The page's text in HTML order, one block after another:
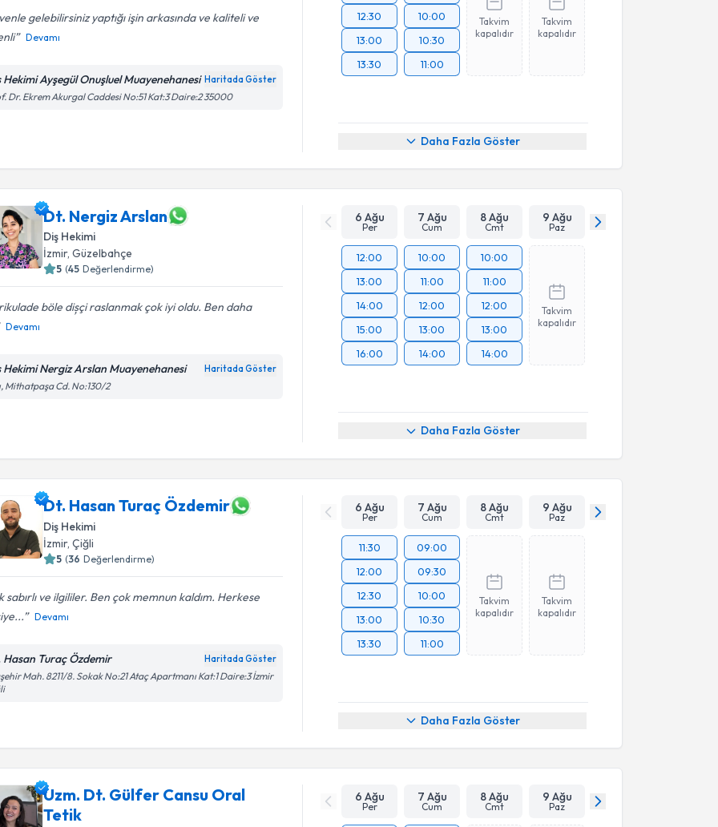
gelebilirsiniz yaptığı işin arkasında ve kaliteli ve
Devamı
Hekimi Ayşegül Onuşluel Muayenehanesi Haritada Göster
Dr. Ekrem Akurgal Caddesi No:51 Kat:3 Daire:2 35000
12:30
13:00
13:30
10:00
10:30
11:00
Takvim
kapalıdır
Takvim
kapalıdır
Daha Fazla Göster
Dt. Nergiz Arslan
Diş Hekimi
İzmir, Güzelbahçe
5 (45 Değerlendirme)
böle dișçi raslanmak çok iyi oldu. Ben daha
Devamı
Hekimi Nergiz Arslan Muayenehanesi Haritada Göster
Mithatpaşa Cd. No:130/2
6 Ağu
Per
7 Ağu
Cum
8 Ağu
Cmt
9 Ağu
Paz
12:00
13:00
14:00
15:00
16:00
10:00
11:00
12:00
13:00
14:00
10:00
11:00
12:00
13:00
14:00
Takvim
kapalıdır
Daha Fazla Göster
Dt. Hasan Turaç Özdemir
Diş Hekimi
İzmir, Çiğli
5 (36 Değerlendirme)
sabırlı ve ilgililer. Ben çok memnun kaldım. Herkese
Devamı
Hasan Turaç Özdemir Haritada Göster
Mah. 8211/8. Sokak No:21 Ataç Apartmanı Kat:1 Daire:3 İzmir
6 Ağu
Per
7 Ağu
Cum
8 Ağu
Cmt
9 Ağu
Paz
11:30
12:00
12:30
13:00
13:30
09:00
09:30
10:00
10:30
11:00
Takvim
kapalıdır
Takvim
kapalıdır
Daha Fazla Göster
Uzm. Dt. Gülfer Cansu Oral
Tetik
6 Ağu
Per
7 Ağu
Cum
8 Ağu
Cmt
9 Ağu
Paz